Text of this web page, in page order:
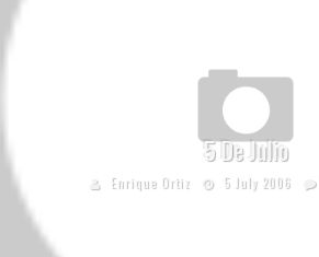
5 De Julio
Enrique Ortiz 5 July 2006